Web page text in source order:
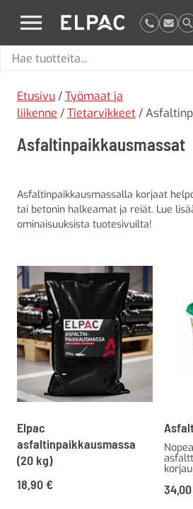
elpac.fi
Hae
Etusivu /Työmaat ja
liikenne /Tietarvikkeet /
Asfaltinpaikkausmassat
Asfaltinpaikkausmassalla korjaat
tai betonin halkeamat ja reiät. Lue
ominaisuuksista tuotesivuilta!
Elpac
asfaltinpaikkausmassa
(20 kg)
18,90 € 34,00